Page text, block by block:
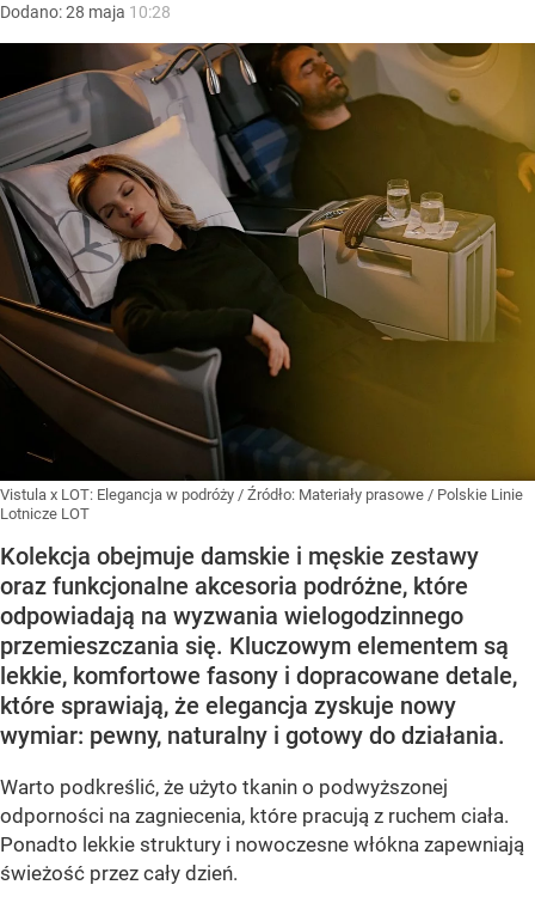
Dodano:28 maja 10:28
Vistula x LOT: Elegancja w podróży / Źródło: Materiały prasowe / Polskie Linie
Lotnicze LOT
Kolekcja obejmuje damskie i męskie zestawy
oraz funkcjonalne akcesoria podróżne, które
odpowiadają na wyzwania wielogodzinnego
przemieszczania się. Kluczowym elementem są
lekkie, komfortowe fasony i dopracowane detale,
które sprawiają, że elegancja zyskuje nowy
wymiar: pewny, naturalny i gotowy do działania.
Warto podkreślić, że użyto tkanin o podwyższonej
odporności na zagniecenia, które pracują z ruchem ciała.
Ponadto lekkie struktury i nowoczesne włókna zapewniają
świeżość przez cały dzień.